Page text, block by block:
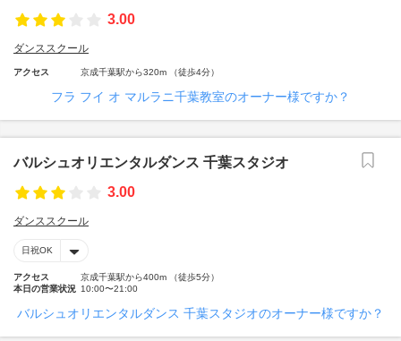
3.00
ダンススクール
アクセス 京成千葉駅から320m （徒歩4分）
フラ フイ オ マルラニ千葉教室のオーナー様ですか？
バルシュオリエンタルダンス 千葉スタジオ
3.00
ダンススクール
日祝OK
アクセス
京成千葉駅から400m （徒歩5分）
本日の営業状況 10:00〜21:00
バルシュオリエンタルダンス 千葉スタジオのオーナー様ですか？